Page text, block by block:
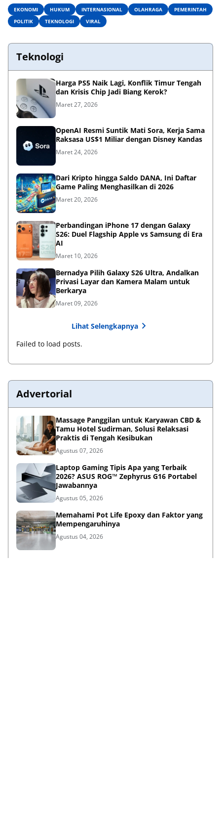
EKONOMI HUKUM INTERNASIONAL OLAHRAGA
PEMERINTAH
POLITIK
TEKNOLOGI VIRAL
Teknologi
Harga PS5 Naik Lagi, Konflik Timur Tengah
dan Krisis Chip Jadi Biang Kerok?
Maret 27, 2026
OpenAI Resmi Suntik Mati Sora, Kerja Sama
Raksasa US$1 Miliar dengan Disney Kandas
Maret 24, 2026
Dari Kripto hingga Saldo DANA, Ini Daftar
Game Paling Menghasilkan di 2026
Maret 20, 2026
Perbandingan iPhone 17 dengan Galaxy
S26: Duel Flagship Apple vs Samsung di Era
AI
Maret 10, 2026
Bernadya Pilih Galaxy S26 Ultra, Andalkan
Privasi Layar dan Kamera Malam untuk
Berkarya
Maret 09, 2026
Lihat Selengkapnya
Failed to load posts.
Advertorial
Massage Panggilan untuk Karyawan CBD &
Tamu Hotel Sudirman, Solusi Relaksasi
Praktis di Tengah Kesibukan
Agustus 07, 2026
Laptop Gaming Tipis Apa yang Terbaik
2026? ASUS ROG™ Zephyrus G16 Portabel
Jawabannya
Agustus 05, 2026
Memahami Pot Life Epoxy dan Faktor yang
Mempengaruhinya
Agustus 04, 2026